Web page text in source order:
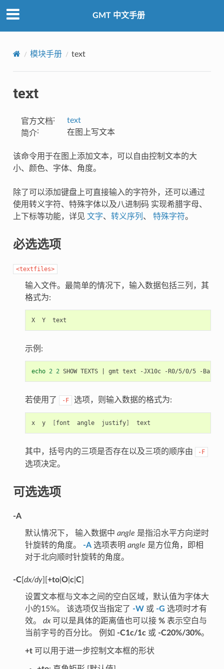
GMT 中文手册
模块手册 text
text
官方文档:
text
简介: 在图上写文本
该命令用于在图上添加文本，可以自由控制文本的大
小、颜色、字体、角度。
除了可以添加键盘上可直接输入的字符外，还可以通过
使用转义字符、特殊字体以及八进制码 实现希腊字母、
上下标等功能，详见 文字、 转义序列 、 特殊字符。
必选选项
<textfiles>
输入文件。最简单的情况下，输入数据包括三列，其
格式为:
X Y
示例:
echo 2 2 SHOW TEXTS gmt text -JX10c -R0/5/0/5 -Ba
若使用了 -F 选项，则输入数据的格式为:
x y [font angle justify]
其中，括号内的三项是否存在以及三项的顺序由 -F
选项决定。
可选选项
-A
默认情况下， 输入数据中 angle 是指沿水平方向逆时
针旋转的角度。 -A选项表明 angle 是方位角，即相
对于北向顺时针旋转的角度。
-C[ dx/dy][ +to| O| c| C]
设置文本框与文本之间的空白区域，默认值为字体大
小的15%。 该选项仅当指定了 -W或 -G 选项时才有
效。 dx可以是具体的距离值也可以接 %表示空白与
当前字号的百分比。 例如 -C1c/1c或 -C20%/30%。
+t可以用于进一步控制文本框的形状